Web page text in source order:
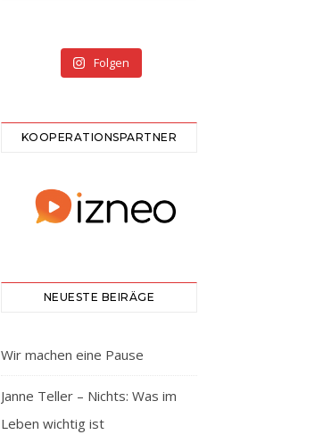
Folgen
KOOPERATIONSPARTNER
NEUESTE BEIRÄGE
Wir machen eine Pause
Janne Teller – Nichts: Was im
Leben wichtig ist